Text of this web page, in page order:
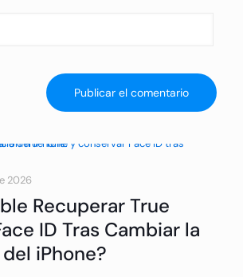
2026
Recuperar True
ID Tras Cambiar la
iPhone?